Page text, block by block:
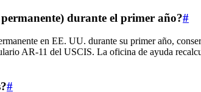
durante el primer año?#
en EE. UU. durante su primer año,
AR‑11 del USCIS. La oficina de ayuda
#